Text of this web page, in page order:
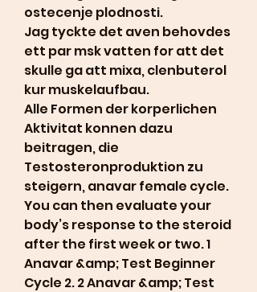
ostecenje plodnosti.
Jag tyckte det aven behovdes
ett par msk vatten for att det
skulle ga att mixa, clenbuterol
kur muskelaufbau.
Alle Formen der korperlichen
Aktivitat konnen dazu
beitragen, die
Testosteronproduktion zu
steigern, anavar female cycle.
You can then evaluate your
body’s response to the steroid
after the first week or two. 1
Anavar &amp; Test Beginner
Cycle 2. 2 Anavar &amp; Test